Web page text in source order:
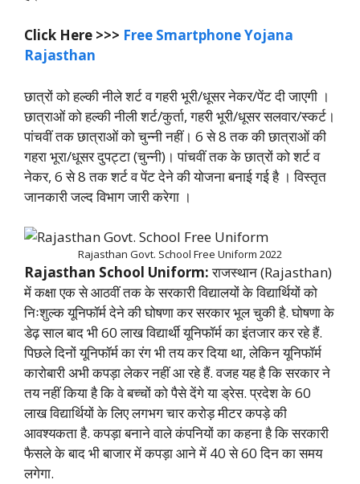
Click Here >>> Free Smartphone Yojana
Rajasthan
छात्रों को हल्की नीले शर्ट व गहरी भूरी/धूसर नेकर/पेंट दी जाएगी ।
छात्राओं को हल्की नीली शर्ट/कुर्ता, गहरी भूरी/धूसर सलवार/स्कर्ट।
पांचवीं तक छात्राओं को चुन्नी नहीं। 6 से 8 तक की छात्राओं की
गहरा भूरा/धूसर दुपट्टा (चुन्नी)। पांचवीं तक के छात्रों को शर्ट व
नेकर, 6 से 8 तक शर्ट व पेंट देने की योजना बनाई गई है । विस्तृत
जानकारी जल्द विभाग जारी करेगा ।
Rajasthan Govt. School Free Uniform 2022
Rajasthan School Uniform:राजस्थान (Rajasthan)
में कक्षा एक से आठवीं तक के सरकारी विद्यालयों के विद्यार्थियों को
निःशुल्क यूनिफॉर्म देने की घोषणा कर सरकार भूल चुकी है. घोषणा के
डेढ़ साल बाद भी 60 लाख विद्यार्थी यूनिफॉर्म का इंतजार कर रहे हैं.
पिछले दिनों यूनिफॉर्म का रंग भी तय कर दिया था, लेकिन यूनिफॉर्म
कारोबारी अभी कपड़ा लेकर नहीं आ रहे हैं. वजह यह है कि सरकार ने
तय नहीं किया है कि वे बच्चों को पैसे देंगे या ड्रेस. प्रदेश के 60
लाख विद्यार्थियों के लिए लगभग चार करोड़ मीटर कपड़े की
आवश्यकता है. कपड़ा बनाने वाले कंपनियों का कहना है कि सरकारी
फैसले के बाद भी बाजार में कपड़ा आने में 40 से 60 दिन का समय
लगेगा.